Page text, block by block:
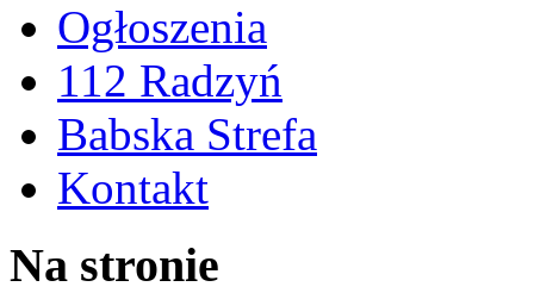
Ogłoszenia
112 Radzyń
Babska Strefa
Kontakt
Na stronie